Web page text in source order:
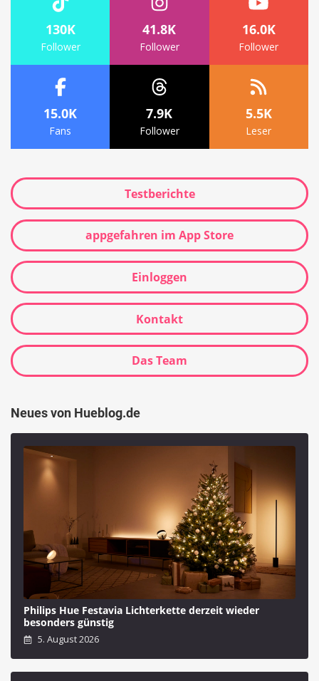
130K
Follower
41.8K
Follower
16.0K
Follower
15.0K
Fans
7.9K
Follower
5.5K
Leser
Testberichte
appgefahren im App Store
Einloggen
Kontakt
Das Team
Neues von Hueblog.de
Philips Hue Festavia Lichterkette derzeit wieder
besonders günstig
5. August 2026